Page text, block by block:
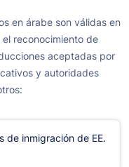
en árabe son válidas en
reconocimiento de
aceptadas por
y autoridades
de inmigración de EE.